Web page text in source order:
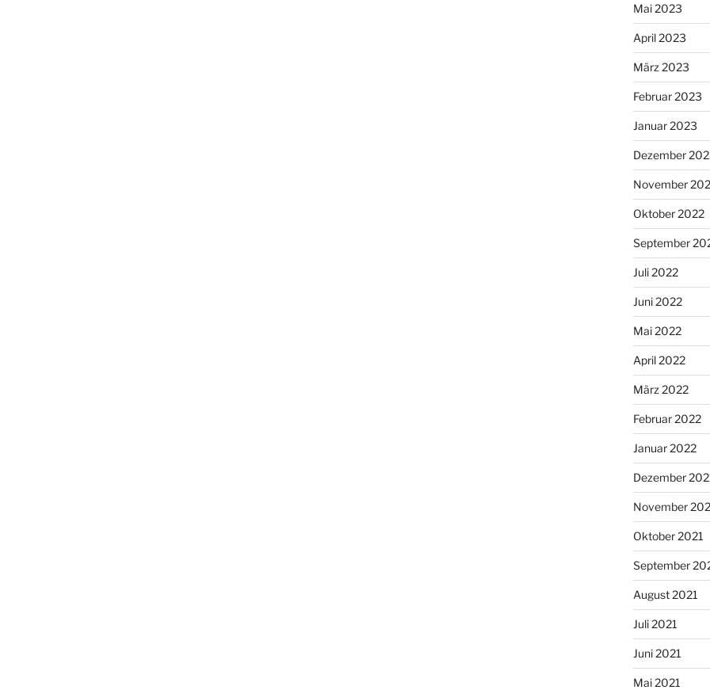
Mai 2023
April 2023
März 2023
Februar 2023
Januar 2023
Dezember
November
Oktober 2022
September
Juli 2022
Juni 2022
Mai 2022
April 2022
März 2022
Februar 2022
Januar 2022
Dezember
November
Oktober 2021
September
August 2021
Juli 2021
Juni 2021
Mai 2021